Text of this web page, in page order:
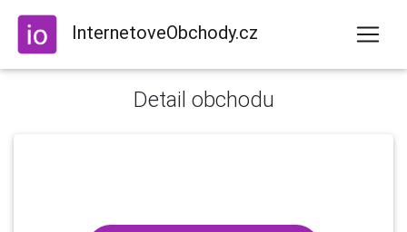
InternetoveObchody.cz
Detail obchodu